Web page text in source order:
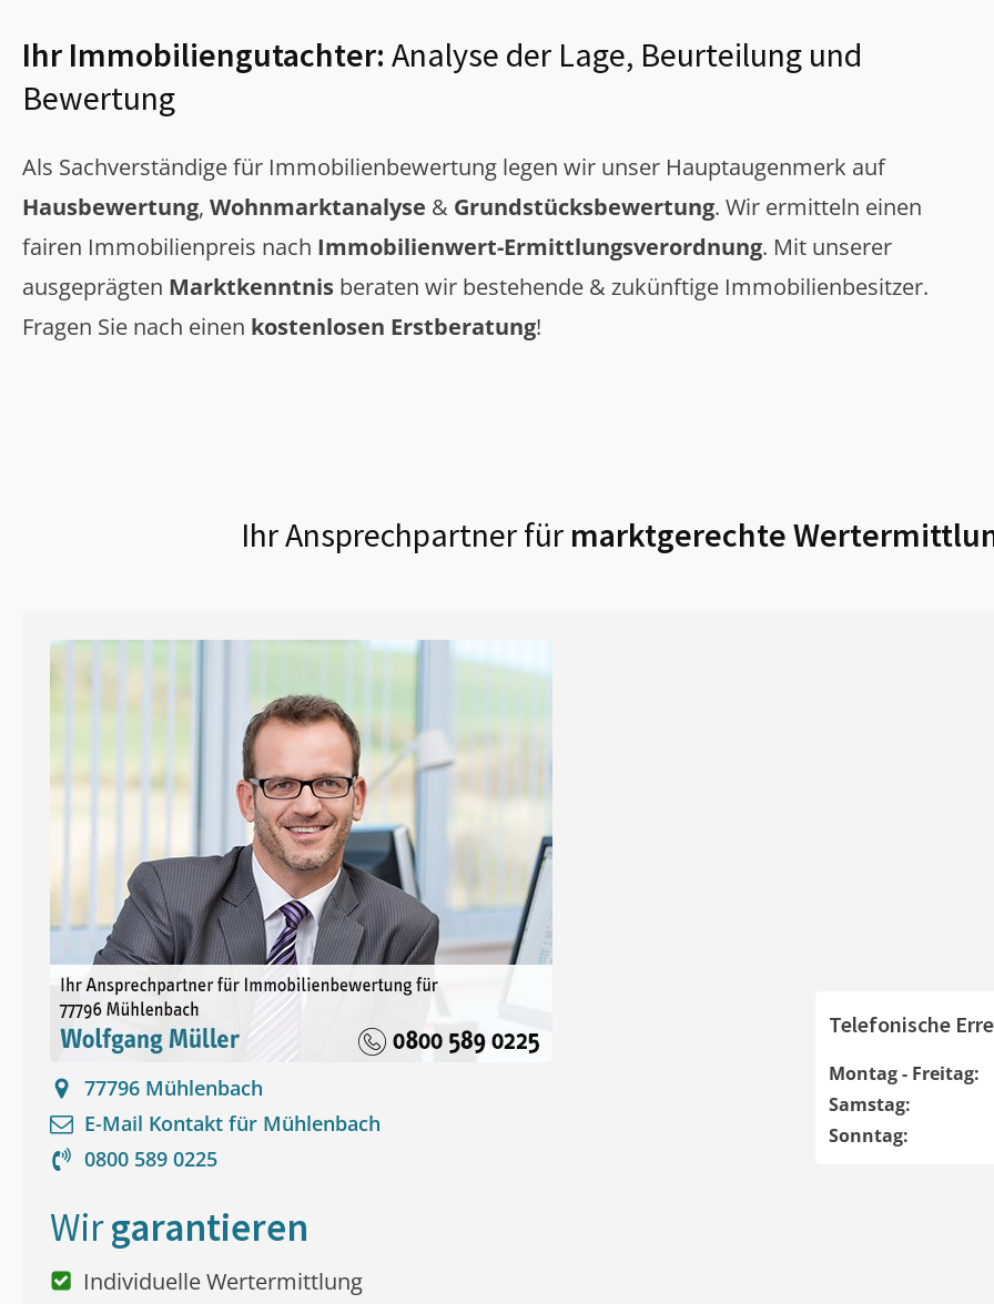
Ihr Immobiliengutachter: Analyse der Lage, Beurteilung und
Bewertung
Als Sachverständige für Immobilienbewertung legen wir unser Hauptaugenmerk auf
Hausbewertung, Wohnmarktanalyse & Grundstücksbewertung. Wir ermitteln einen
fairen Immobilienpreis nach Immobilienwert-Ermittlungsverordnung. Mit unserer
ausgeprägten Marktkenntnis beraten wir bestehende & zukünftige Immobilienbesitzer.
Fragen Sie nach einen kostenlosen Erstberatung!
Ihr Ansprechpartner für marktgerechte
77796 Mühlenbach
E-Mail Kontakt für Mühlenbach
0800 589 0225
Telefonische
Montag - Freitag:
Samstag:
Sonntag:
Wirgarantieren
Individuelle Wertermittlung